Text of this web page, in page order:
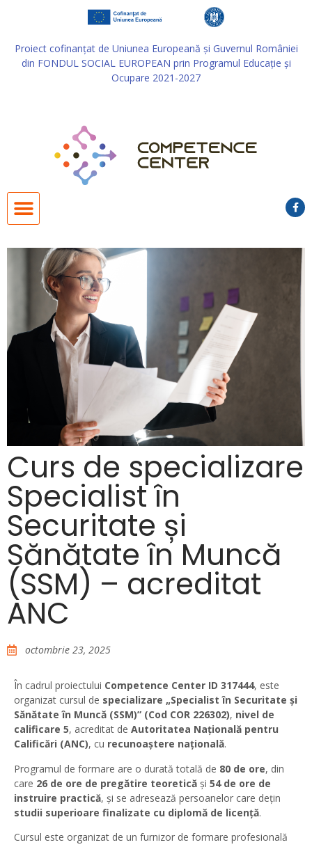
Proiect cofinanţat de Uniunea Europeană și Guvernul României
din FONDUL SOCIAL EUROPEAN prin Programul Educație și
Ocupare 2021-2027
Curs de specializare
Specialist în
Securitate și
Sănătate în Muncă
(SSM) – acreditat
ANC
octombrie 23, 2025
În cadrul proiectului Competence Center ID 317444, este
organizat cursul de specializare „Specialist în Securitate și
Sănătate în Muncă (SSM)” (Cod COR 226302), nivel de
calificare 5, acreditat de Autoritatea Națională pentru
Calificări (ANC), cu recunoaștere națională.
Programul de formare are o durată totală de 80 de ore, din
care 26 de ore de pregătire teoretică și 54 de ore de
instruire practică, și se adresează persoanelor care dețin
studii superioare finalizate cu diplomă de licență.
Cursul este organizat de un furnizor de formare profesională